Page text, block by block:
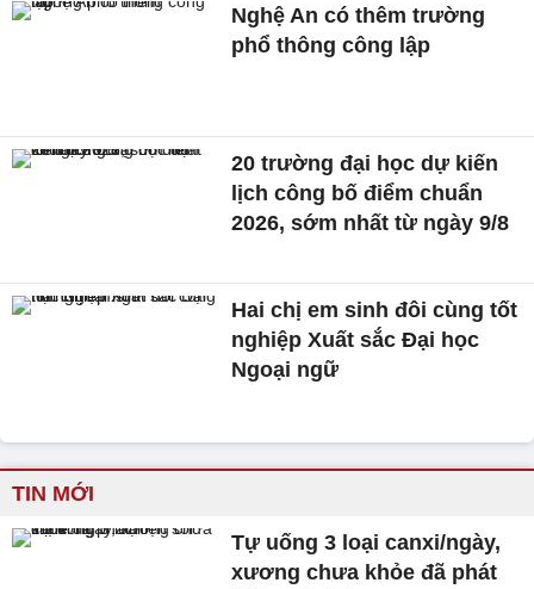
Nghệ An có thêm trường
phổ thông công lập
20 trường đại học dự kiến
lịch công bố điểm chuẩn
2026, sớm nhất từ ngày 9/8
Hai chị em sinh đôi cùng tốt
nghiệp Xuất sắc Đại học
Ngoại ngữ
TIN MỚI
Tự uống 3 loại canxi/ngày,
xương chưa khỏe đã phát